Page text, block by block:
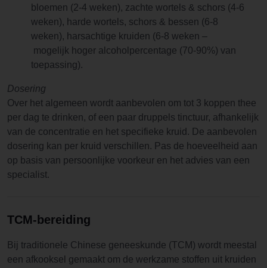
bloemen (2-4 weken), zachte wortels & schors (4-6
weken), harde wortels, schors & bessen (6-8
weken), harsachtige kruiden (6-8 weken –
mogelijk hoger alcoholpercentage (70-90%) van
toepassing).
Dosering
Over het algemeen wordt aanbevolen om tot 3 koppen thee
per dag te drinken, of een paar druppels tinctuur, afhankelijk
van de concentratie en het specifieke kruid. De aanbevolen
dosering kan per kruid verschillen. Pas de hoeveelheid aan
op basis van persoonlijke voorkeur en het advies van een
specialist.
TCM-bereiding
Bij traditionele Chinese geneeskunde (TCM) wordt meestal
een afkooksel gemaakt om de werkzame stoffen uit kruiden